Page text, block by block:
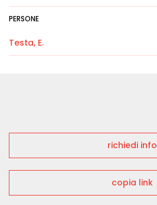
PERSONE
Testa, E.
richiedi info
copia link